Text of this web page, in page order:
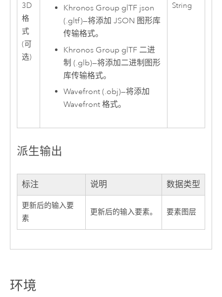
3D
格
式
(可
选)
Khronos Group glTF json
(.gltf)—将添加 JSON 图形库
传输格式。
Khronos Group glTF 二进
制 (.glb)—将添加二进制图形
库传输格式。
Wavefront (.obj)—将添加
Wavefront 格式。
String
派生输出
标注 说明 数据类型
更新后的输入要
素
更新后的输入要素。 要素图层
环境